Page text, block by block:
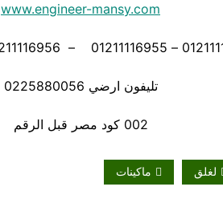
www.engineer-mansy.com
تليفون ارضي 0225880056
002 كود مصر قبل الرقم
لغلق ماكينات